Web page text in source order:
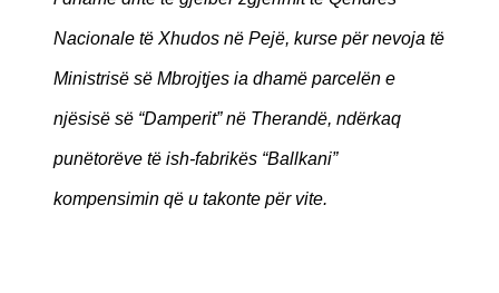
Nacionale të Xhudos në Pejë, kurse për nevoja të
Ministrisë së Mbrojtjes ia dhamë parcelën e
njësisë së “Damperit” në Therandë, ndërkaq
punëtorëve të ish-fabrikës “Ballkani”
kompensimin që u takonte për vite.